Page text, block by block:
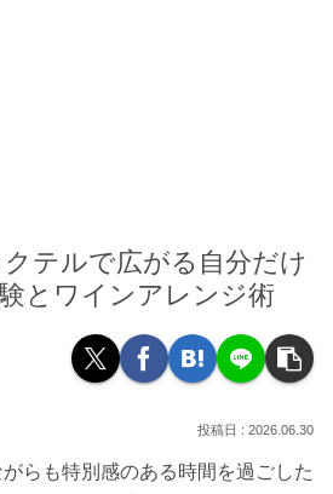
テルで広がる自分だけ
とワインアレンジ術
2026.06.30
らも特別感のある時間を過ごした